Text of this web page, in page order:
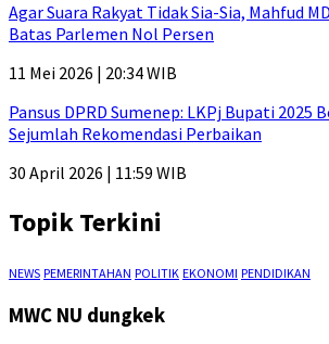
Agar Suara Rakyat Tidak Sia-Sia, Mahfud
Batas Parlemen Nol Persen
11 Mei 2026 | 20:34 WIB
Pansus DPRD Sumenep: LKPj Bupati 2025
Sejumlah Rekomendasi Perbaikan
30 April 2026 | 11:59 WIB
Topik Terkini
NEWS PEMERINTAHAN POLITIK EKONOMI PENDIDIKAN
MWC NU dungkek